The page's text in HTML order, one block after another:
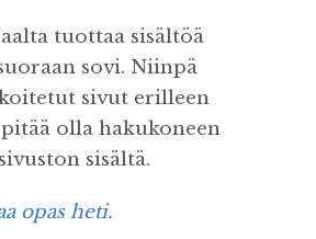
tuottaa sisältöä
sovi. Niinpä
sivut erilleen
olla hakukoneen
sisältä.
opas heti.